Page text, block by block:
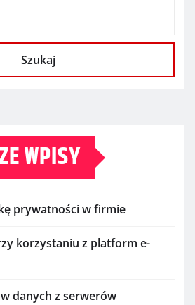
Szukaj
WPISY
prywatności w firmie
korzystaniu z platform e-
danych z serwerów